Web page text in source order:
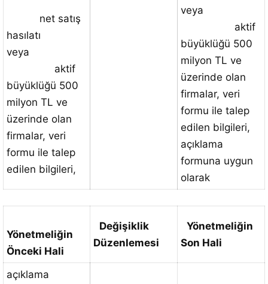
net satış
hasılatı
veya
aktif
büyüklüğü 500
milyon TL ve
üzerinde olan
firmalar, veri
formu ile talep
edilen bilgileri,
veya
aktif
büyüklüğü 500
milyon TL ve
üzerinde olan
firmalar, veri
formu ile talep
edilen bilgileri,
açıklama
formuna uygun
olarak
Yönetmeliğin
Önceki Hali
Değişiklik
Düzenlemesi
Yönetmeliğin
Son Hali
açıklama